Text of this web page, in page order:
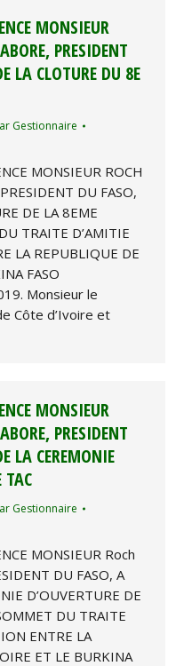
MONSIEUR
PRESIDENT
LA CLOTURE DU 8E
Gestionnaire
MONSIEUR ROCH
DU FASO,
DE LA 8EME
TRAITE D’AMITIE
LA REPUBLIQUE DE
FASO
Monsieur le
Côte d’Ivoire et
MONSIEUR
PRESIDENT
LA CEREMONIE
TAC
Gestionnaire
MONSIEUR Roch
DU FASO, A
D’OUVERTURE DE
DU TRAITE
ENTRE LA
ET LE BURKINA